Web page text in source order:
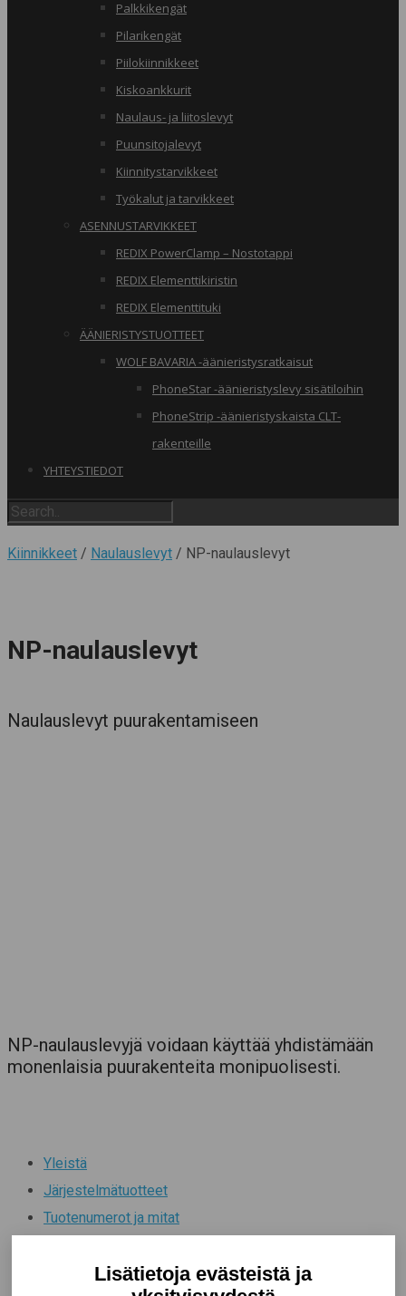
Palkkikengät
Pilarikengät
Piilokiinnikkeet
Kiskoankkurit
Naulaus- ja liitoslevyt
Puunsitojalevyt
Kiinnitystarvikkeet
Työkalut ja tarvikkeet
ASENNUSTARVIKKEET
REDIX PowerClamp – Nostotappi
REDIX Elementtikiristin
REDIX Elementtituki
ÄÄNIERISTYSTUOTTEET
WOLF BAVARIA -äänieristysratkaisut
PhoneStar -äänieristyslevy sisätiloihin
PhoneStrip -äänieristyskaista CLT-
rakenteille
YHTEYSTIEDOT
Kiinnikkeet / Naulauslevyt / NP-naulauslevyt
NP-naulauslevyt
Naulauslevyt puurakentamiseen
NP-naulauslevyjä voidaan käyttää yhdistämään
monenlaisia puurakenteita monipuolisesti.
Yleistä
Järjestelmätuotteet
Tuotenumerot ja mitat
Kestävyyden ominaisarvot